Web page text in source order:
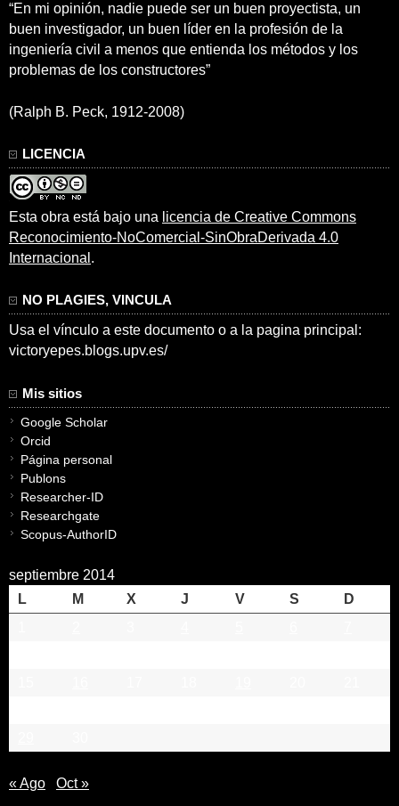
“En mi opinión, nadie puede ser un buen proyectista, un
buen investigador, un buen líder en la profesión de la
ingeniería civil a menos que entienda los métodos y los
problemas de los constructores”
(Ralph B. Peck, 1912-2008)
LICENCIA
Esta obra está bajo una licencia de Creative Commons
Reconocimiento-NoComercial-SinObraDerivada 4.0
Internacional .
NO PLAGIES, VINCULA
Usa el vínculo a este documento o a la pagina principal:
victoryepes.blogs.upv.es/
Mis sitios
Google Scholar
Orcid
Página personal
Publons
Researcher-ID
Researchgate
Scopus-AuthorID
septiembre 2014
L
M X J V S
D
« Ago Oct »